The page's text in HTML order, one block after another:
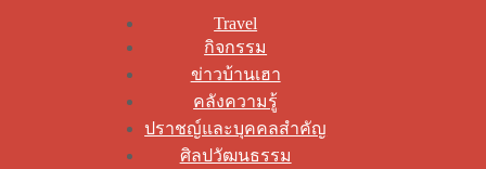
Travel
กิจกรรม
ข่าวบ้านเฮา
คลังความรู้
ปราชญ์และบุคคลสำคัญ
ศิลปวัฒนธรรม